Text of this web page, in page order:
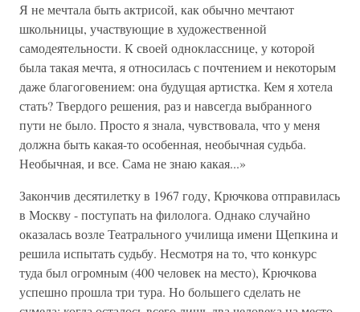
Я не мечтала быть актрисой, как обычно мечтают
школьницы, участвующие в художественной
самодеятельности. К своей однокласснице, у которой
была такая мечта, я относилась с почтением и некоторым
даже благоговением: она будущая артистка. Кем я хотела
стать? Твердого решения, раз и навсегда выбранного
пути не было. Просто я знала, чувствовала, что у меня
должна быть какая-то особенная, необычная судьба.
Необычная, и все. Сама не знаю какая...»
Закончив десятилетку в 1967 году, Крючкова отправилась
в Москву - поступать на филолога. Однако случайно
оказалась возле Театрального училища имени Щепкина и
решила испытать судьбу. Несмотря на то, что конкурс
туда был огромным (400 человек на место), Крючкова
успешно прошла три тура. Но большего сделать не